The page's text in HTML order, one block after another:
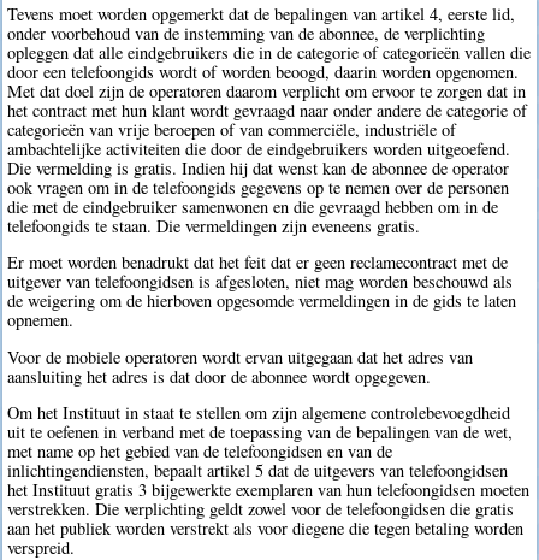
Tevens moet worden opgemerkt dat de bepalingen van artikel 4, eerste lid,
onder voorbehoud van de instemming van de abonnee, de verplichting
opleggen dat alle eindgebruikers die in de categorie of categorieën vallen die
door een telefoongids wordt of worden beoogd, daarin worden opgenomen.
Met dat doel zijn de operatoren daarom verplicht om ervoor te zorgen dat in
het contract met hun klant wordt gevraagd naar onder andere de categorie of
categorieën van vrije beroepen of van commerciële, industriële of
ambachtelijke activiteiten die door de eindgebruikers worden uitgeoefend.
Die vermelding is gratis. Indien hij dat wenst kan de abonnee de operator
ook vragen om in de telefoongids gegevens op te nemen over de personen
die met de eindgebruiker samenwonen en die gevraagd hebben om in de
telefoongids te staan. Die vermeldingen zijn eveneens gratis.
Er moet worden benadrukt dat het feit dat er geen reclamecontract met de
uitgever van telefoongidsen is afgesloten, niet mag worden beschouwd als
de weigering om de hierboven opgesomde vermeldingen in de gids te laten
opnemen.
Voor de mobiele operatoren wordt ervan uitgegaan dat het adres van
aansluiting het adres is dat door de abonnee wordt opgegeven.
Om het Instituut in staat te stellen om zijn algemene controlebevoegdheid
uit te oefenen in verband met de toepassing van de bepalingen van de wet,
met name op het gebied van de telefoongidsen en van de
inlichtingendiensten, bepaalt artikel 5 dat de uitgevers van telefoongidsen
het Instituut gratis 3 bijgewerkte exemplaren van hun telefoongidsen moeten
verstrekken. Die verplichting geldt zowel voor de telefoongidsen die gratis
aan het publiek worden verstrekt als voor diegene die tegen betaling worden
verspreid.